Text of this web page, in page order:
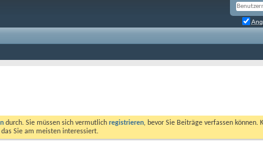
durch. Sie müssen sich vermutlich registrieren, bevor Sie Beiträge verfassen können.
das Sie am meisten interessiert.